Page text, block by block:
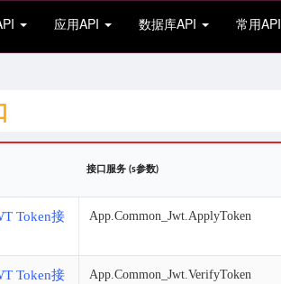
应用API 数据库API 常用API
接口服务 (s参数)
Token接
App.Common_Jwt.ApplyToken
Token接
App.Common_Jwt.VerifyToken